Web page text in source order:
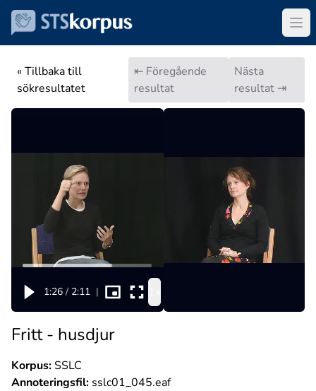
« Tillbaka till
sökresultatet
⇤ Föregående
resultat
Nästa
resultat ⇥
1:26 / 2:11 |
Fritt - husdjur
Korpus:SSLC
Annoteringsfil: sslc01_045.eaf